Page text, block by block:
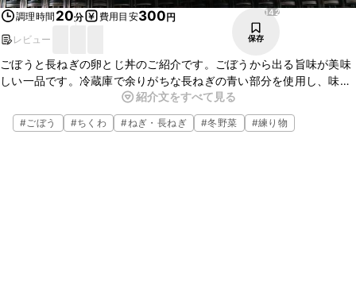
調理時間 20分 費用目安300円
レビュー
142
保存
ごぼうと長ねぎの卵とじ丼のご紹介です。ごぼうから出る旨味が美味
しい一品です。冷蔵庫で余りがちな長ねぎの青い部分を使用し、味付
けのベースはめんつゆなので、手軽に作りやすいレシピですよ。ぜひ
お試しくださいね。
紹介文をすべて見る
#ごぼう #ちくわ #ねぎ・長ねぎ #冬野菜 #練り物